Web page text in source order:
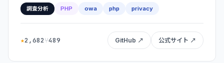
調査分析 PHP owa php privacy
★2,682⑂489 GitHub ↗ 公式サイト ↗